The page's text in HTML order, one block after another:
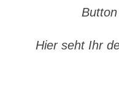
Hier seht Ihr